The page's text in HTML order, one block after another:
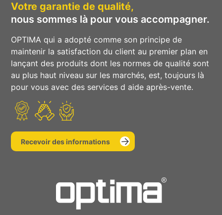
Votre garantie de qualité,
nous sommes là pour vous accompagner.
OPTIMA qui a adopté comme son principe de
maintenir la satisfaction du client au premier plan en
lançant des produits dont les normes de qualité sont
au plus haut niveau sur les marchés, est, toujours là
pour vous avec des services d aide après-vente.
Recevoir des informations